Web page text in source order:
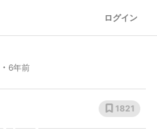
ログイン
6年前
1821